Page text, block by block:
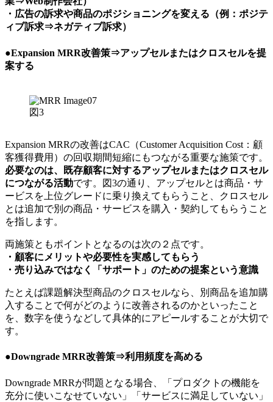
・広告の訴求や商品のポジショニングを変える（例：ポジテ
ィブ訴求⇒ネガティブ訴求）
●Expansion MRR改善策⇒アップセルまたはクロスセルを提
案する
図3
Expansion MRRの改善はCAC（Customer Acquisition Cost：顧
客獲得費用）の回収期間短縮にもつながる重要な施策です。
必要なのは、既存顧客に対するアップセルまたはクロスセル
につながる活動です。図3の通り、アップセルとは商品・サ
ービスを上位グレードに乗り換えてもらうこと、クロスセル
とは追加で別の商品・サービスを購入・契約してもらうこと
を指します。
両施策ともポイントとなるのは次の２点です。
・顧客にメリットや必要性を実感してもらう
・売り込みではなく「サポート」のための提案という意識
たとえば課題解決型商品のクロスセルなら、別商品を追加購
入することで何がどのように改善されるのかといったこと
を、数字を使うなどして具体的にアピールすることが大切で
す。
●Downgrade MRR改善策⇒利用頻度を高める
Downgrade MRRが問題となる場合、「プロダクトの機能を
充分に使いこなせていない」「サービスに満足していない」